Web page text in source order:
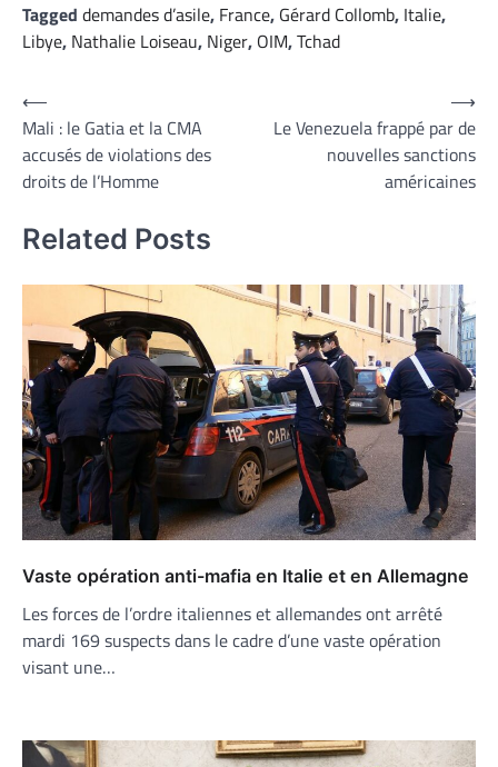
Tagged demandes d’asile, France, Gérard Collomb, Italie,
Libye, Nathalie Loiseau, Niger, OIM,Tchad
Navigation
de
l’article
⟵
Mali : le Gatia et la CMA
accusés de violations des
droits de l’Homme
Le Venezuela frappé par de
nouvelles sanctions
américaines
⟶
Related Posts
Vaste opération anti-mafia en Italie et en Allemagne
Les forces de l’ordre italiennes et allemandes ont arrêté
mardi 169 suspects dans le cadre d’une vaste opération
visant une…